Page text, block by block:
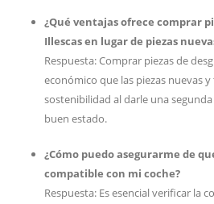
¿Qué ventajas ofrece comprar
Illescas en lugar de piezas
Respuesta: Comprar piezas de
económico que las piezas nuevas
sostenibilidad al darle una
buen estado.
¿Cómo puedo asegurarme de
compatible con mi coche?
Respuesta: Es esencial verificar la